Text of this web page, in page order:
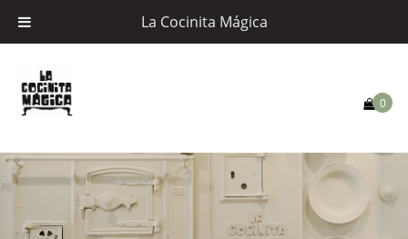
0
La Cocinita Mágica